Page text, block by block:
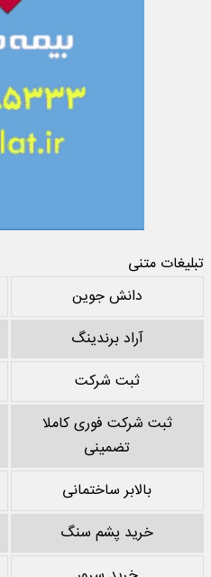
تبلیغات متنی
دانش جوین
آراد برندینگ
ثبت شرکت
ثبت شرکت فوری کاملا
تضمینی
بالابر ساختمانی
خرید پشم سنگ